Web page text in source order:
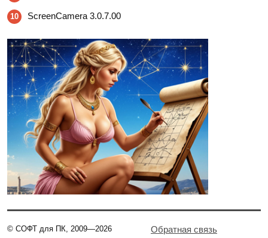
10 ScreenCamera 3.0.7.00
© СОФТ для ПК, 2009—2026 Обратная связь